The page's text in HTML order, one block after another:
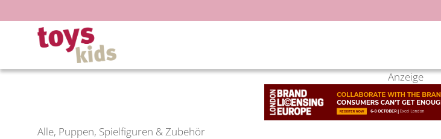
Inhalt
springen
Anzeige
Alle, Puppen, Spielfiguren & Zubehör